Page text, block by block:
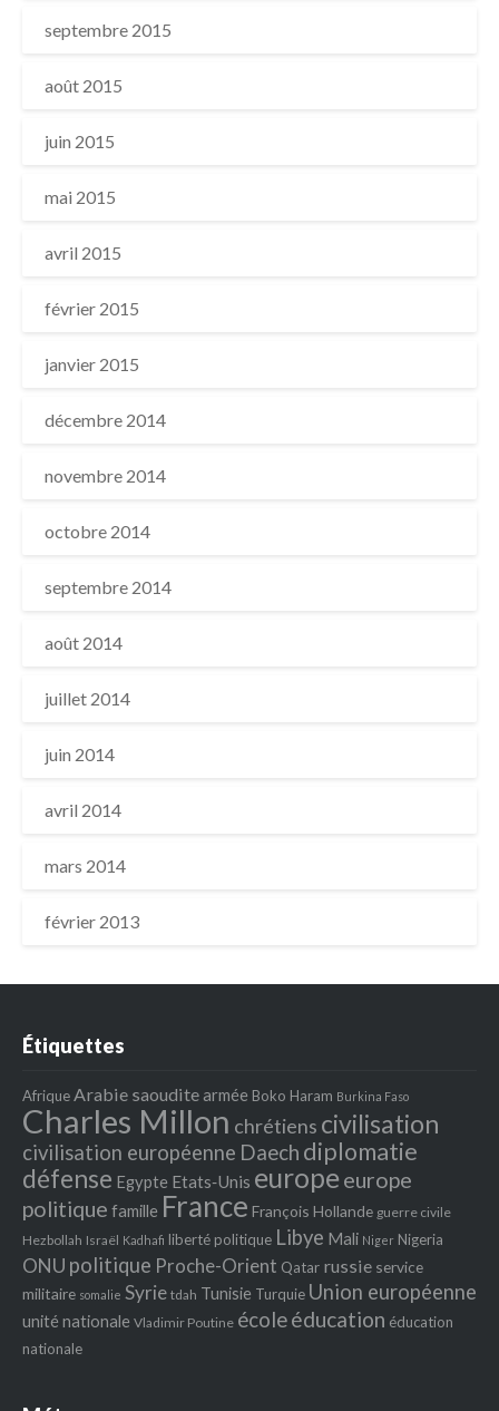
septembre 2015
août 2015
juin 2015
mai 2015
avril 2015
février 2015
janvier 2015
décembre 2014
novembre 2014
octobre 2014
septembre 2014
août 2014
juillet 2014
juin 2014
avril 2014
mars 2014
février 2013
Étiquettes
AfriqueArabie saoudite armée Boko Haram Burkina Faso
Charles Millon chrétiens civilisation
civilisation européenne Daech diplomatie
défense Egypte Etats‐Unis europeeurope
politique famille France François Hollande guerre civile
Hezbollah Israël Kadhafi liberté politique Libye Mali Niger Nigeria
ONU politique Proche-Orient Qatar russie service
militaire somalie Syrie tdah Tunisie Turquie Union européenne
unité nationale Vladimir Poutine écoleéducation éducation
nationale